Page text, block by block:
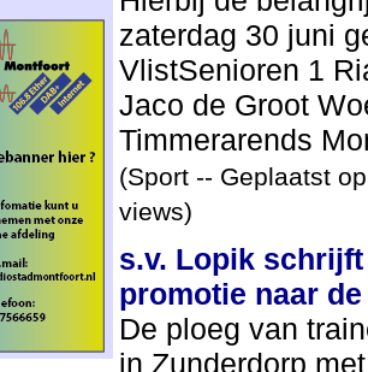
zaterdag 30 juni
VlistSenioren 1
Jaco de Groot
Timmerarends
(Sport -- Geplaatst
views)
s.v. Lopik
promotie naar
De ploeg van
in Zunderdorp